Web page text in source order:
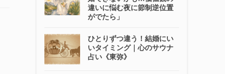
違いに悩む夜に節制逆位置
がでたら」
ひとりずつ違う！結婚にい
いタイミング｜心のサウナ
占い《東弥》